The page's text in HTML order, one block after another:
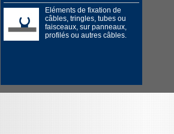
Eléments de fixation de
câbles, tringles, tubes ou
faisceaux, sur panneaux,
profilés ou autres câbles.